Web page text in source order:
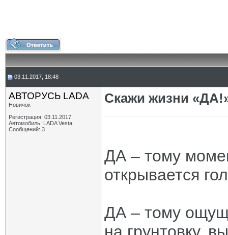
03.11.2017, 18:48
АВТОРУСЬ LADA
Новичок
Регистрация: 03.11.2017
Автомобиль: LADA Vesta
Сообщений: 3
Скажи жизни
ДА – тому
открывается
ДА – тому